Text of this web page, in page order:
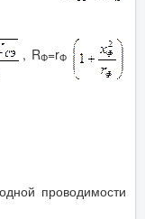
, RФ=rФ
проводимости